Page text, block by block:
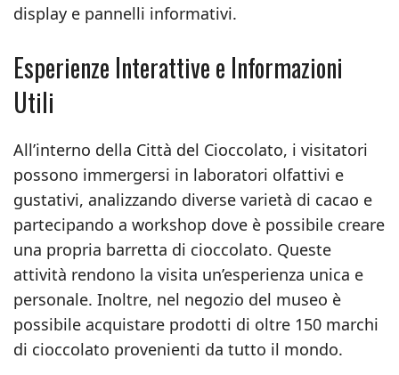
display e pannelli informativi.
Esperienze Interattive e Informazioni
Utili
All’interno della Città del Cioccolato, i visitatori
possono immergersi in laboratori olfattivi e
gustativi, analizzando diverse varietà di cacao e
partecipando a workshop dove è possibile creare
una propria barretta di cioccolato. Queste
attività rendono la visita un’esperienza unica e
personale. Inoltre, nel negozio del museo è
possibile acquistare prodotti di oltre 150 marchi
di cioccolato provenienti da tutto il mondo.